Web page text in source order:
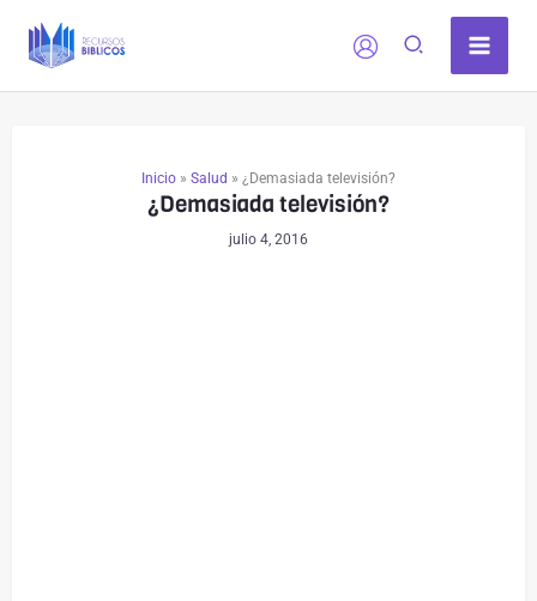
Inicio » Salud » ¿Demasiada televisión?
¿Demasiada televisión?
julio 4, 2016